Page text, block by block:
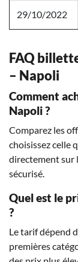
29/10/2022
FAQ
– Napoli
Comment
Napoli ?
Comparez les
choisissez celle
directement sur
sécurisé.
Quel est le
?
Le tarif dépend
premières